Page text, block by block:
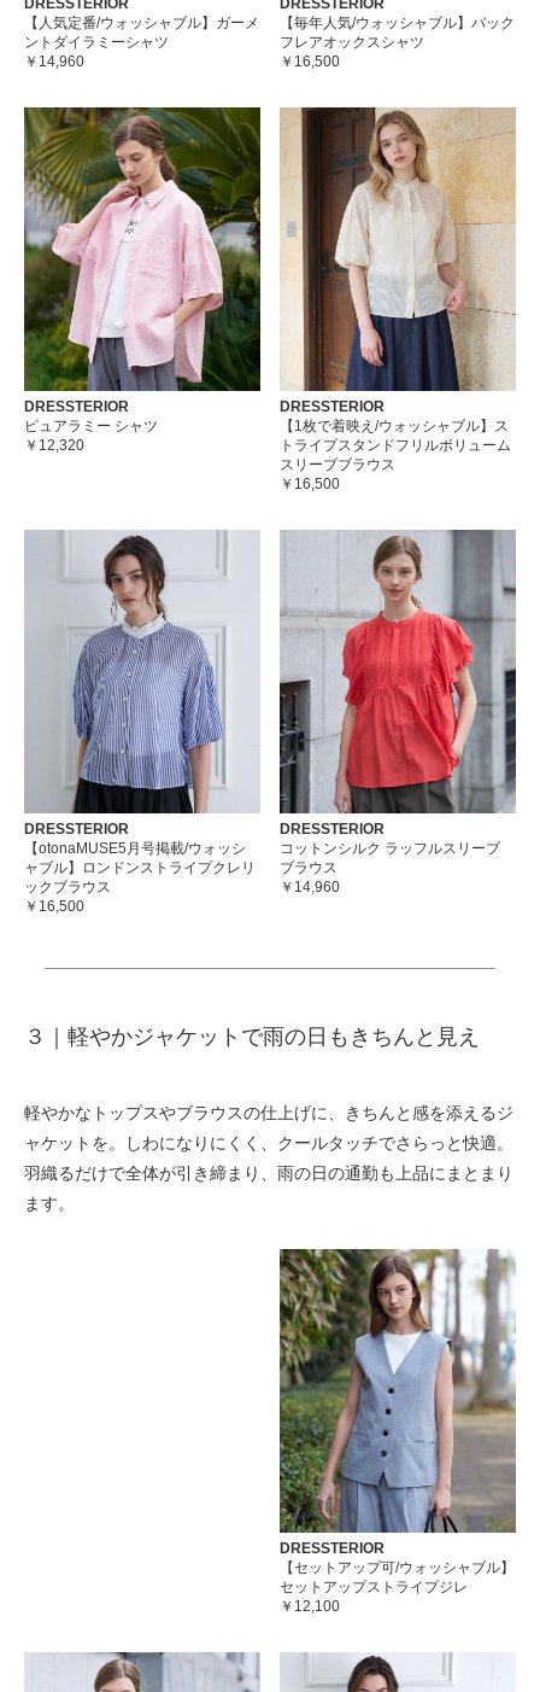
DRESSTERIOR
【人気定番/ウォッシャブル】ガーメ
ントダイラミーシャツ
￥14,960
DRESSTERIOR
【毎年人気/ウォッシャブル】バック
フレアオックスシャツ
￥16,500
DRESSTERIOR
ピュアラミー シャツ
￥12,320
DRESSTERIOR
【1枚で着映え/ウォッシャブル】ス
トライプスタンドフリルボリューム
スリーブブラウス
￥16,500
DRESSTERIOR
【otonaMUSE5月号掲載/ウォッシ
ャブル】ロンドンストライプクレリ
ックブラウス
￥16,500
DRESSTERIOR
コットンシルク ラッフルスリーブ
ブラウス
￥14,960
３｜ 軽やかジャケットで雨の日もきちんと見え
軽やかなトップスやブラウスの仕上げに、きちんと感を添えるジ
ャケットを。しわになりにくく、クールタッチでさらっと快適。
羽織るだけで全体が引き締まり、雨の日の通勤も上品にまとまり
ます。
DRESSTERIOR
【セットアップ可/ウォッシャブル】
セットアップストライプジレ
￥12,100